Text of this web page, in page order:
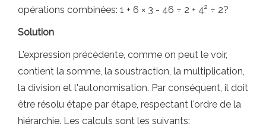
opérations combinées: 1 + 6 × 3 - 46 ÷ 2 + 4² ÷ 2?
Solution
L'expression précédente, comme on peut le voir,
contient la somme, la soustraction, la multiplication,
la division et l'autonomisation. Par conséquent, il doit
être résolu étape par étape, respectant l'ordre de la
hiérarchie. Les calculs sont les suivants: